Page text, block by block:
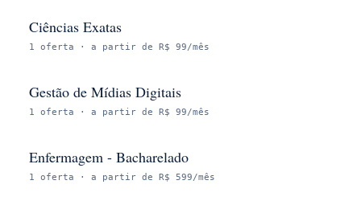
Ciências Exatas
1 oferta · a partir de R$ 99/mês
Gestão de Mídias Digitais
1 oferta · a partir de R$ 99/mês
Enfermagem - Bacharelado
1 oferta · a partir de R$ 599/mês